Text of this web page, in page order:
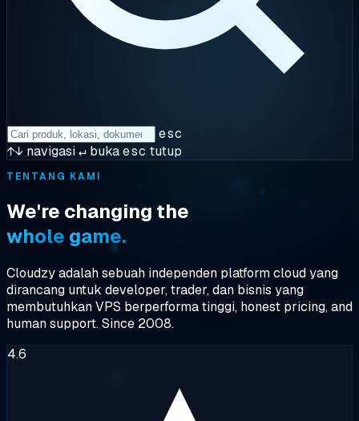
esc
↑↓ navigasi↵ bukaesc tutup
TENTANG KAMI
We're changing the
whole game.
Cloudzy adalah sebuah independen platform cloud yang
dirancang untuk developer, trader, dan bisnis yang
membutuhkanVPS berperforma tinggi, honest pricing, and
human support. Since 2008.
4.6